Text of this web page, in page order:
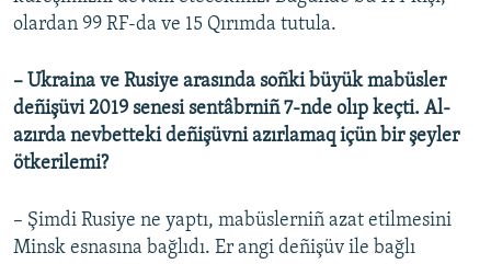
olardan 99 RF-da ve 15 Qırımda tutula.
– Ukraina ve Rusiye arasında soñki büyük mabüsler
deñişüvi 2019 senesi sentâbrniñ 7-nde olıp keçti. Al-
azırda nevbetteki deñişüvni azırlamaq içün bir şeyler
ötkerilemi? ​
– Şimdi Rusiye ne yaptı, mabüslerniñ azat etilmesini
Minsk esnasına bağlıdı. Er angi deñişüv ile bağlı